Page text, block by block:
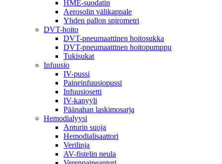
HME-suodatin
Aerosolin välikappale
Yhden pallon spirometri
DVT-hoito
DVT-pneumaattinen hoitosukka
DVT-pneumaattinen hoitopumppu
Tukisukat
Infuusio
IV-pussi
Paineinfuusiopussi
Infuusiosetti
IV-kanyyli
Päänahan laskimosarja
Hemodialyysi
Anturin suoja
Hemodialisaattori
Verilinja
AV-fistelin neula